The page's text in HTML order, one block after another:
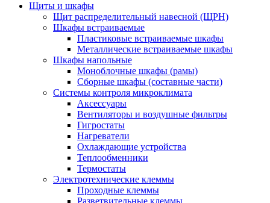
Щиты и шкафы
Щит распределительный навесной (ЩРН)
Шкафы встраиваемые
Пластиковые встраиваемые шкафы
Металлические встраиваемые шкафы
Шкафы напольные
Моноблочные шкафы (рамы)
Сборные шкафы (составные части)
Системы контроля микроклимата
Аксессуары
Вентиляторы и воздушные фильтры
Гигростаты
Нагреватели
Охлаждающие устройства
Теплообменники
Термостаты
Электротехнические клеммы
Проходные клеммы